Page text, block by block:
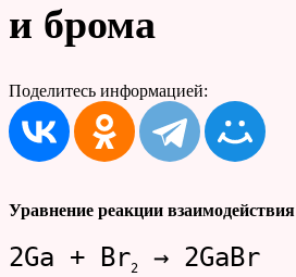
и брома
Поделитесь информацией:
Уравнение реакции взаимодействия
2Ga + Br2 → 2GaBr